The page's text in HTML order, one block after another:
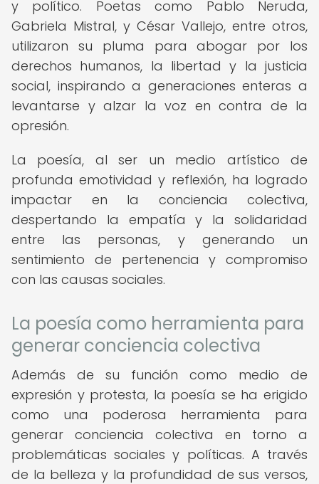
y político. Poetas como Pablo Neruda,
Gabriela Mistral, y César Vallejo, entre otros,
utilizaron su pluma para abogar por los
derechos humanos, la libertad y la justicia
social, inspirando a generaciones enteras a
levantarse y alzar la voz en contra de la
opresión.
La poesía, al ser un medio artístico de
profunda emotividad y reflexión, ha logrado
impactar en la conciencia colectiva,
despertando la empatía y la solidaridad
entre las personas, y generando un
sentimiento de pertenencia y compromiso
con las causas sociales.
La poesía como herramienta para
generar conciencia colectiva
Además de su función como medio de
expresión y protesta, la poesía se ha erigido
como una poderosa herramienta para
generar conciencia colectiva en torno a
problemáticas sociales y políticas. A través
de la belleza y la profundidad de sus versos,